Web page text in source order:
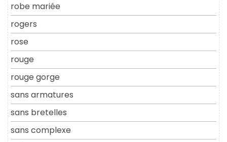
robe mariée
rogers
rose
rouge
rouge gorge
sans armatures
sans bretelles
sans complexe